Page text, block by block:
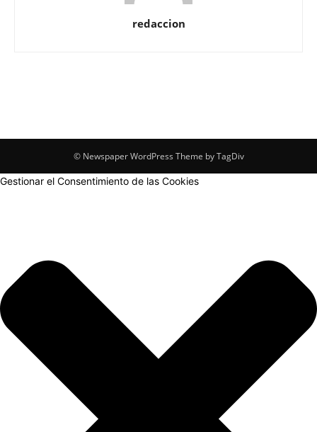
redaccion
© Newspaper WordPress Theme by TagDiv
Gestionar el Consentimiento de las Cookies